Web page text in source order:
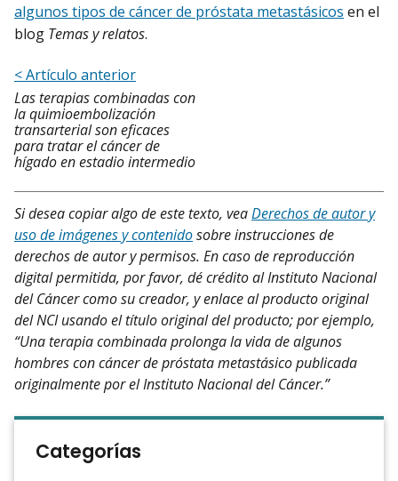
algunos tipos de cáncer de próstata metastásicos en el
blog Temas y relatos.
< Artículo anterior
Las terapias combinadas con
la quimioembolización
transarterial son eficaces
para tratar el cáncer de
hígado en estadio intermedio
Si desea copiar algo de este texto, veaDerechos de autor y
uso de imágenes y contenidosobre instrucciones de
derechos de autor y permisos. En caso de reproducción
digital permitida, por favor, dé crédito al Instituto Nacional
del Cáncer como su creador, y enlace al producto original
del NCI usando el título original del producto; por ejemplo,
“Una terapia combinada prolonga la vida de algunos
hombres con cáncer de próstata metastásico publicada
originalmente por el Instituto Nacional del Cáncer.”
Categorías